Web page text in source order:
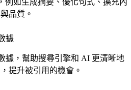
例如生成摘要、優化句式、擴充內
品質。
據
據，幫助搜尋引擎和 AI 更清晰地
提升被引用的機會。